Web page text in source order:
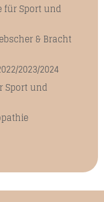
für Sport und
& Bracht
2023/2024
Sport und